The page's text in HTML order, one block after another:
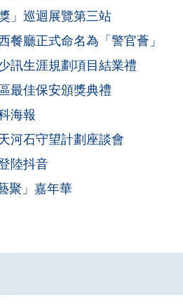
」巡迴展覽第三站
餐廳正式命名為「警官薈」
訊生涯規劃項目結業禮
最佳保安頒獎典禮
海報
河石守望計劃座談會
陸抖音
聚」嘉年華